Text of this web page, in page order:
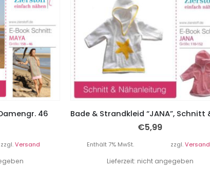
46
zzgl.Versand
€5,99
Enthält 7% MwSt. zzgl.Versand
Lieferzeit: nicht angegeben